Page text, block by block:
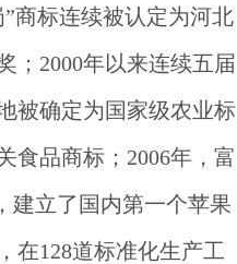
商标连续被认定为河北
；2000年以来连续五届
被确定为国家级农业标
食品商标；2006年，富
建立了国内第一个苹果
在128道标准化生产工